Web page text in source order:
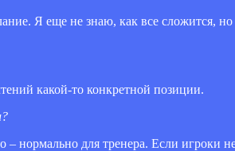
Я еще не знаю, как все сложится,
какой-то конкретной позиции.
нормально для тренера. Если игроки